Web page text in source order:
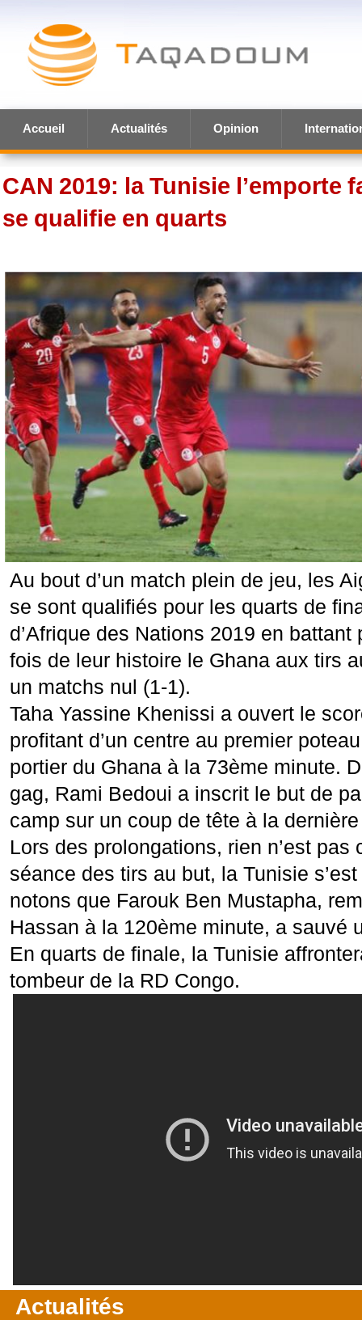
Accueil Actualités Opinion
CAN 2019: la Tunisie l’emporte
se qualifie en quarts
Au bout d’un match plein de jeu, les
se sont qualifiés pour les quarts de
d’Afrique des Nations 2019 en battant
fois de leur histoire le Ghana aux tirs
un matchs nul (1-1).
Taha Yassine Khenissi a ouvert le
profitant d’un centre au premier
portier du Ghana à la 73ème minute.
gag, Rami Bedoui a inscrit le but de
camp sur un coup de tête à la
Lors des prolongations, rien n’est pas
séance des tirs au but, la Tunisie
notons que Farouk Ben Mustapha,
Hassan à la 120ème minute, a sauvé
En quarts de finale, la Tunisie
tombeur de la RD Congo.
Actualités